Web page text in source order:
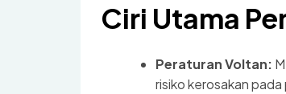
Ciri Utama
Peraturan Voltan:
risiko kerosakan